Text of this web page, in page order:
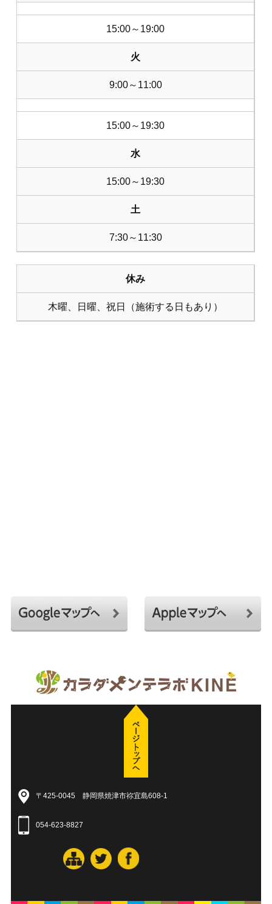
15:00～19:00
火
9:00～11:00
15:00～19:30
水
15:00～19:30
土
7:30～11:30
休み
木曜、日曜、祝日（施術する日もあり）
〒425-0045 静岡県焼津市祢宜島608-1
054-623-8827